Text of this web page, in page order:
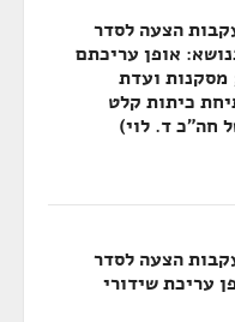
הצעה לסדר
אופן עריכתם
מסקנות ועדת
כיתות קלט
חה"כ ד. לוי)
הצעה לסדר
עריכת שידורי